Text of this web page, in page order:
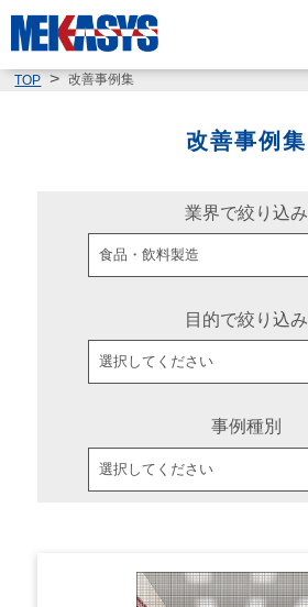
TOP 改善事例集
改善事例集
業界で絞り込み
目的で絞り込み
事例種別